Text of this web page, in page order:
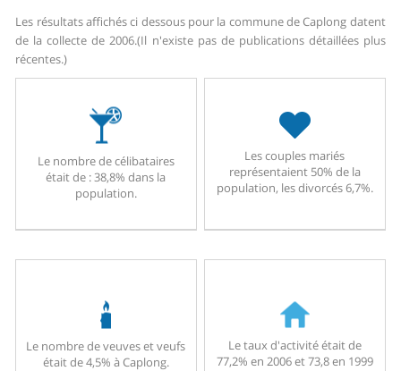
Les résultats affichés ci dessous pour la commune de Caplong datent
de la collecte de 2006.(Il n'existe pas de publications détaillées plus
récentes.)
Le nombre de célibataires
était de : 38,8% dans la
population.
Les couples mariés
représentaient 50% de la
population, les divorcés 6,7%.
Le nombre de veuves et veufs
était de 4,5% à Caplong.
Le taux d'activité était de
77,2% en 2006 et 73,8 en 1999